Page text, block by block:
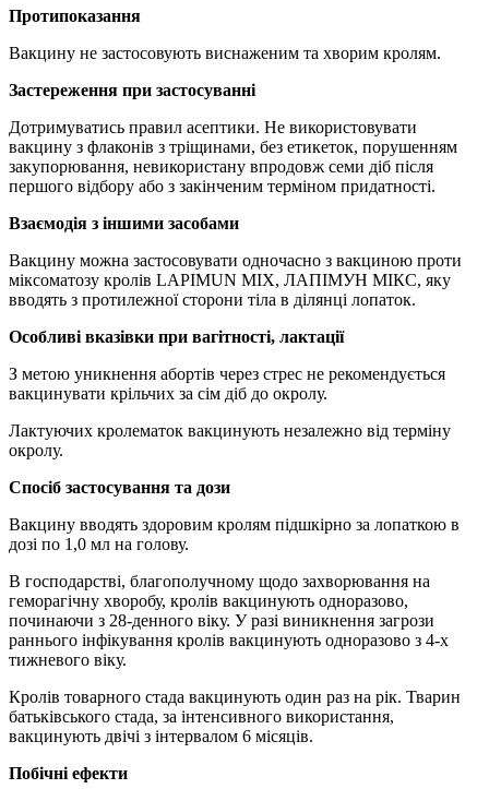
Протипоказання
Вакцину не застосовують виснаженим та хворим кролям.
Застереження при застосуванні
Дотримуватись правил асептики. Не використовувати
вакцину з флаконів з тріщинами, без етикеток, порушенням
закупорювання, невикористану впродовж семи діб після
першого відбору або з закінченим терміном придатності.
Взаємодія з іншими засобами
Вакцину можна застосовувати одночасно з вакциною проти
міксоматозу кролів LAPIMUN МІХ, ЛАПІМУН МІКС, яку
вводять з протилежної сторони тіла в ділянці лопаток.
Особливі вказівки при вагітності, лактації
З метою уникнення абортів через стрес не рекомендується
вакцинувати крільчих за сім діб до окролу.
Лактуючих кролематок вакцинують незалежно від терміну
окролу.
Спосіб застосування та дози
Вакцину вводять здоровим кролям підшкірно за лопаткою в
дозі по 1,0 мл на голову.
В господарстві, благополучному щодо захворювання на
геморагічну хворобу, кролів вакцинують одноразово,
починаючи з 28-денного віку. У разі виникнення загрози
раннього інфікування кролів вакцинують одноразово з 4-х
тижневого віку.
Кролів товарного стада вакцинують один раз на рік. Тварин
батьківського стада, за інтенсивного використання,
вакцинують двічі з інтервалом 6 місяців.
Побічні ефекти